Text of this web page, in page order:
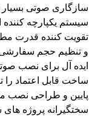
سازگاری صوتی بسیار
سیستم یکپارچه
تقویت کننده قدرت
و تنظیم حجم سفارشی
ایده آل برای نصب
ساخت قابل اعتماد
پایین و طراحی نصب
سختگیرانه پروژه